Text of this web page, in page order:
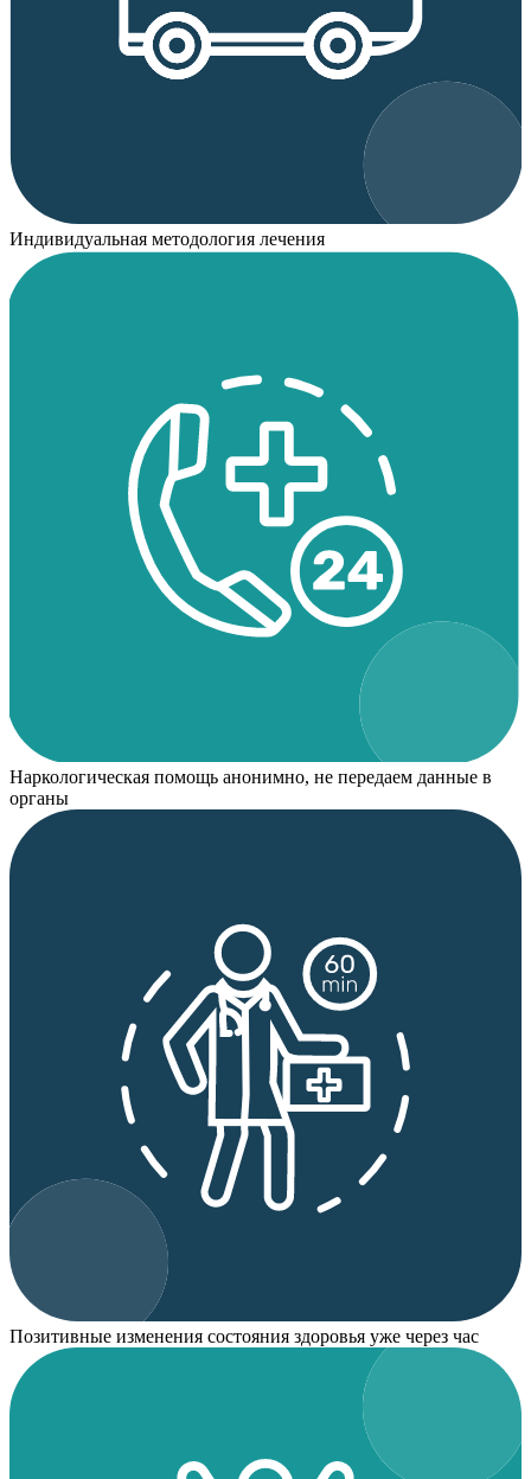
Индивидуальная методология лечения
Наркологическая помощь анонимно, не передаем данные в
органы
Позитивные изменения состояния здоровья уже через час